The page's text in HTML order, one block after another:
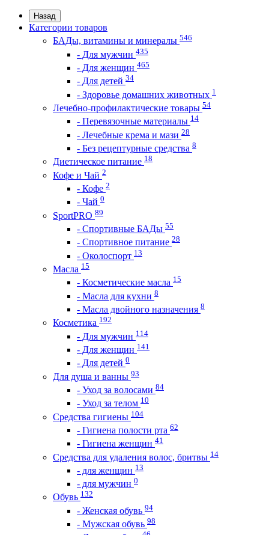
Назад
Категории товаров
БАДы, витамины и минералы 546
- Для мужчин 435
- Для женщин 465
- Для детей 34
- Здоровье домашних животных 1
Лечебно-профилактические товары 54
- Перевязочные материалы 14
- Лечебные крема и мази 28
- Без рецептурные средства 8
Диетическое питание 18
Кофе и Чай 2
- Кофе 2
- Чай 0
SportPRO 89
- Спортивные БАДы 55
- Спортивное питание 28
- Околоспорт 13
Масла 15
- Косметические масла 15
- Масла для кухни 8
- Масла двойного назначения 8
Косметика 192
- Для мужчин 114
- Для женщин 141
- Для детей 0
Для душа и ванны 93
- Уход за волосами 84
- Уход за телом 10
Средства гигиены 104
- Гигиена полости рта 62
- Гигиена женщин 41
Средства для удаления волос, бритвы 14
- для женщин 13
- для мужчин 0
Обувь 132
- Женская обувь 94
- Мужская обувь 98